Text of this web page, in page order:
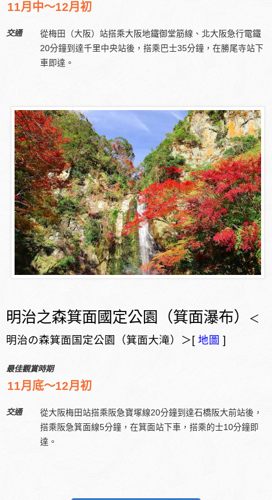
11月中～12月初
交通
從梅田（大阪）站搭乘大阪地鐵御堂筋線、北大阪急行電鐵
20分鐘到達千里中央站後，搭乘巴士35分鐘，在勝尾寺站下
車即達。
明治之森箕面國定公園（箕面瀑布）
＜
明治の森箕面国定公園（箕面大滝）＞[ 地圖 ]
最佳觀賞時期
11月底～12月初
交通
從大阪梅田站搭乘阪急寶塚線20分鐘到達石橋阪大前站後，
搭乘阪急箕面線5分鐘，在箕面站下車，搭乘的士10分鐘即
達。